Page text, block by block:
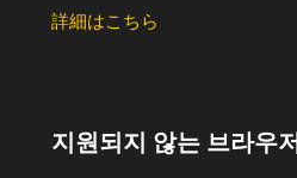
詳細はこちら
지원되지 않는 브라우